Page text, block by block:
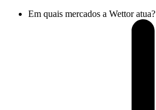
Em quais mercados a Wettor atua?